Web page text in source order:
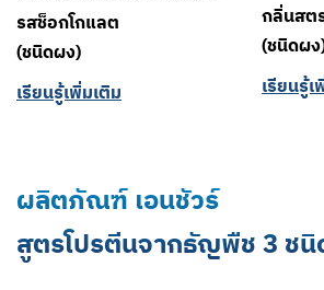
รสช็อกโกแลต
(ชนิดผง)
เรียนรู้เพิ่มเติม
กลิ่นสต
(ชนิดผ
เรียนรู้
ผลิตภัณฑ์ เอนชัวร์
สูตรโปรตีนจากธัญพืช 3 ช